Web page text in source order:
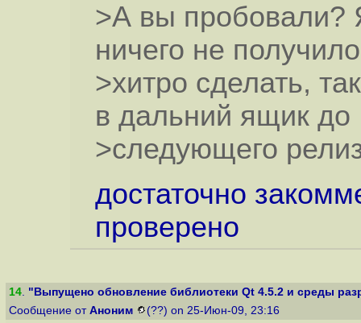
>А вы
ничего не
>хитро сделать,
в дальний ящик до
>следующего
достаточно
проверено
14. "Выпущено обновление библиотеки Qt 4.5.2 и среды
Сообщение от Аноним (??) on 25-Июн-09, 23:16